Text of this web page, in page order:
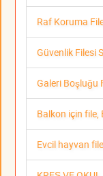
Raf Koruma
Güvenlik Filesi
Galeri Boşluğu
Balkon için file,
Evcil hayvan